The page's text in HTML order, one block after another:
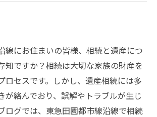
線にお住まいの皆様、相続と遺産につ
知ですか？相続は大切な家族の財産を
ロセスです。しかし、遺産相続には多
が絡んでおり、誤解やトラブルが生じ
ログでは、東急田園都市線沿線で相続